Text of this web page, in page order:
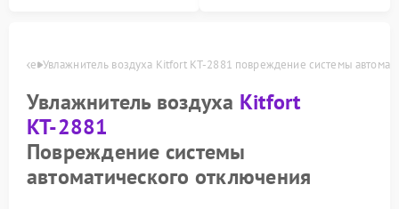
Увлажнитель воздуха Kitfort КТ-2881 повреждение системы
Увлажнитель воздуха Kitfort
КТ-2881
Повреждение системы
автоматического отключения